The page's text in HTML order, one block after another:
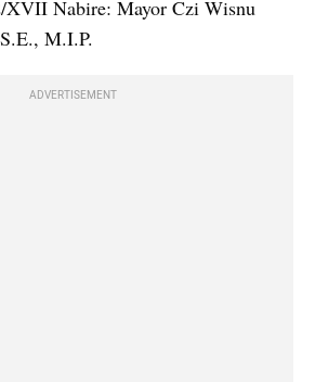
XVII Nabire: Mayor Czi Wisnu
M.I.P.
ADVERTISEMENT